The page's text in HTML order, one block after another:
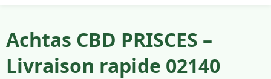
Achtas CBD PRISCES –
Livraison rapide 02140